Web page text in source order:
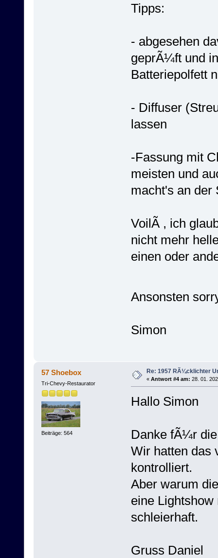
Tipps:
- abgesehen
geprÃ¼ft und
Batteriepolfett
- Diffuser
lassen
-Fassung mit
meisten und
macht's an der
VoilÃ , ich
nicht mehr
einen oder
Ansonsten
Simon
57 Shoebox
Tri-Chevy-Restaurator
Beiträge: 564
Re: 1957 RÃ¼cklichter
« Antwort #4 am: 28. 01.
Hallo Simon
Danke fÃ¼r
Wir hatten das
kontrolliert.
Aber warum
eine
schleierhaft.
Gruss Daniel